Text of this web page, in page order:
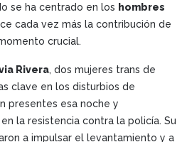
se ha centrado en los hombres
cada vez más la contribución de
crucial.
Rivera, dos mujeres trans de
clave en los disturbios de
presentes esa noche y
la resistencia contra la policía. Su
a impulsar el levantamiento y a